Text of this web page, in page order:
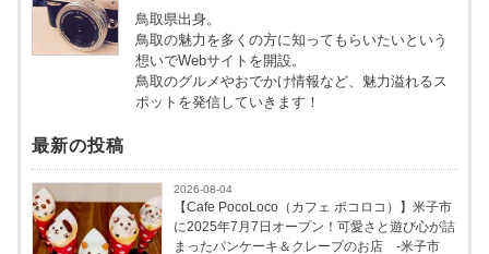
鳥取県出身。
鳥取の魅力を多くの方に知ってもらいたいという
想いでWebサイトを開設。
鳥取のグルメやおでかけ情報など、魅力溢れるス
ポットを発信していきます！
最新の投稿
2026-08-04
【Cafe PocoLoco（カフェ ポコロコ）】米子市
に2025年7月7日オープン！可愛さと遊び心が詰
まったパンケーキ＆クレープのお店 -米子市